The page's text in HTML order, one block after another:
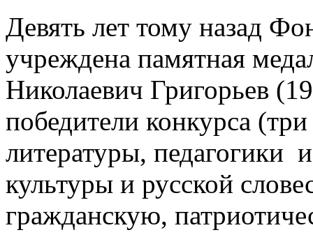
Девять лет тому назад
учреждена памятная
Николаевич Григорьев
победители конкурса
литературы, педагогики
культуры и русской
гражданскую,